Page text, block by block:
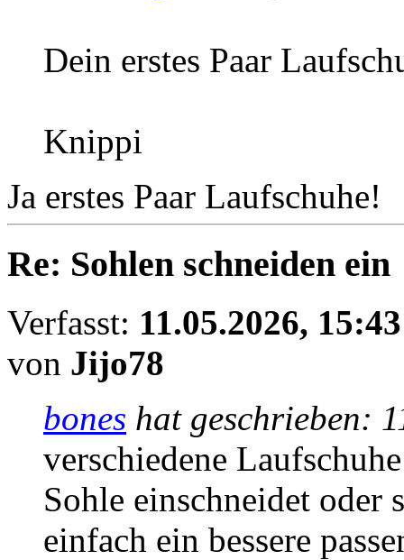
Dein erstes Paar
Knippi
Ja erstes Paar Laufschuhe!
Re: Sohlen schneiden ein
Verfasst: 11.05.2026, 15:43
von Jijo78
bones hat geschrieben:
verschiedene
Sohle einschneidet oder
einfach ein bessere